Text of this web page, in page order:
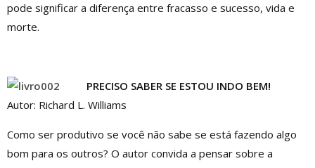
pode significar a diferença entre fracasso e sucesso, vida e
morte.
PRECISO SABER SE ESTOU INDO BEM!
Autor: Richard L. Williams
Como ser produtivo se você não sabe se está fazendo algo
bom para os outros? O autor convida a pensar sobre a